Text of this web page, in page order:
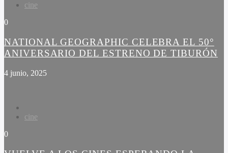
cine
0
NATIONAL GEOGRAPHIC CELEBRA EL 50°
ANIVERSARIO DEL ESTRENO DE TIBURÓN
4 junio, 2025
cine
0